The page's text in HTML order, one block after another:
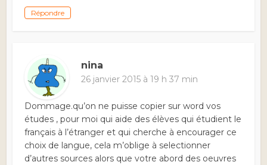
Répondre
nina
26 janvier 2015 à 19 h 37 min
Dommage.qu’on ne puisse copier sur word vos
études , pour moi qui aide des élèves qui étudient le
français à l’étranger et qui cherche à encourager ce
choix de langue, cela m’oblige à selectionner
d’autres sources alors que votre abord des oeuvres